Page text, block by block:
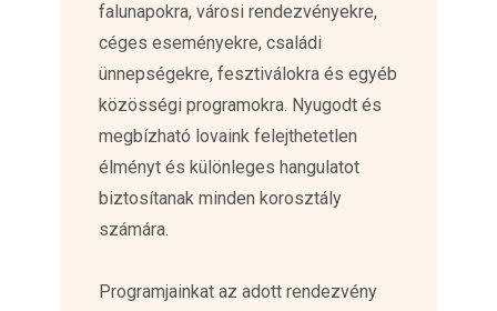
falunapokra, városi rendezvényekre,
céges eseményekre, családi
ünnepségekre, fesztiválokra és egyéb
közösségi programokra. Nyugodt és
megbízható lovaink felejthetetlen
élményt és különleges hangulatot
biztosítanak minden korosztály
számára.
Programjainkat az adott rendezvény